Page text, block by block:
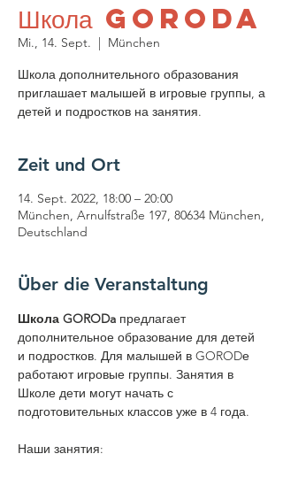
Школа GORODa
Mi., 14. Sept.
  |
München
Школа дополнительного образования
приглашает малышей в игровые группы, а
детей и подростков на занятия.
Zeit und Ort
14. Sept. 2022, 18:00 – 20:00
München, Arnulfstraße 197, 80634 München,
Deutschland
Über die Veranstaltung
Школа GORODa предлагает
дополнительное образование для детей
и подростков. Для малышей в GORODе
работают игровые группы. Занятия в
Школе дети могут начать с
подготовительных классов уже в 4 года.
​Наши занятия:​